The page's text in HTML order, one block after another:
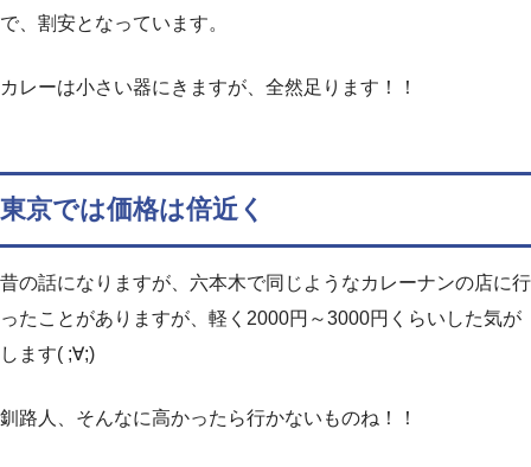
で、割安となっています。
カレーは小さい器にきますが、全然足ります！！
東京では価格は倍近く
昔の話になりますが、六本木で同じようなカレーナンの店に行
ったことがありますが、軽く2000円～3000円くらいした気が
します( ;∀;)
釧路人、そんなに高かったら行かないものね！！